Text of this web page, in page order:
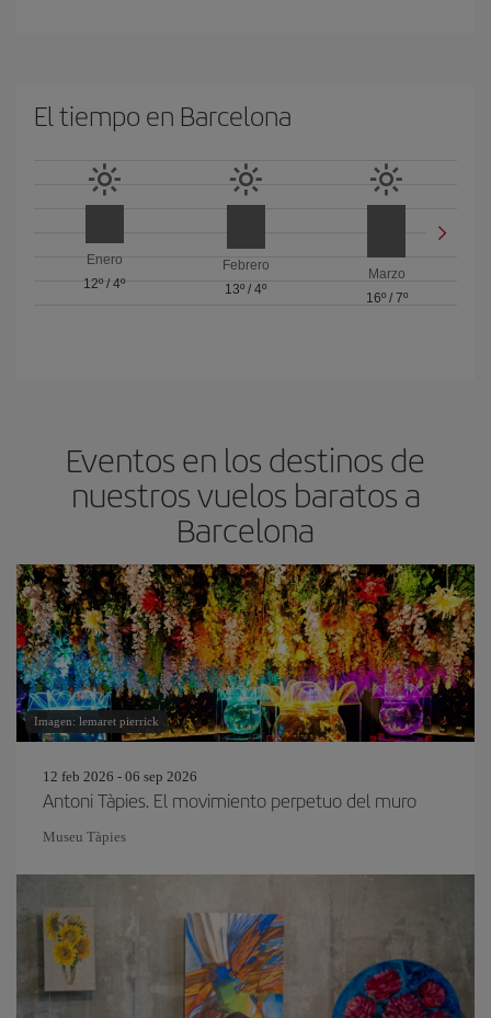
El tiempo en Barcelona
Enero
12º/4º
Febrero
13º / 4º
Marzo
16º/ 7º
Eventos en los destinos de
nuestros vuelos baratos a
Barcelona
Imagen: lemaret pierrick
12 feb 2026 - 06 sep 2026
Antoni Tàpies. El movimiento perpetuo del muro
Museu Tàpies